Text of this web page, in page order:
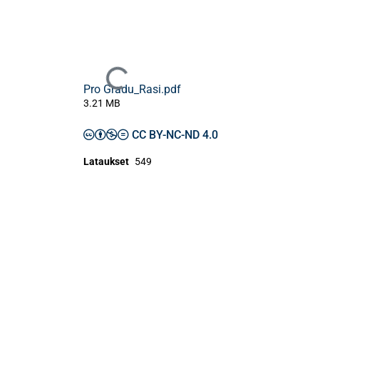
Ladataan...
Pro Gradu_Rasi.pdf
3.21 MB
CC BY-NC-ND 4.0
Lataukset 549